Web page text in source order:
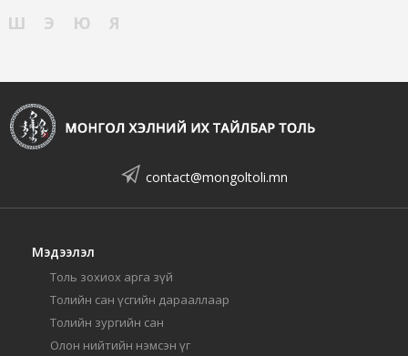
Ш
Э Ю Я
contact@mongoltoli.mn
Мэдээлэл
Толь зохиох арга зүй
Толийн сан үсгийн дарааллаар
Толийн зургийн сан
Олон нийтийн нэмсэн үг